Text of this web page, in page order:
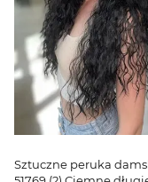
Sztuczne peruka